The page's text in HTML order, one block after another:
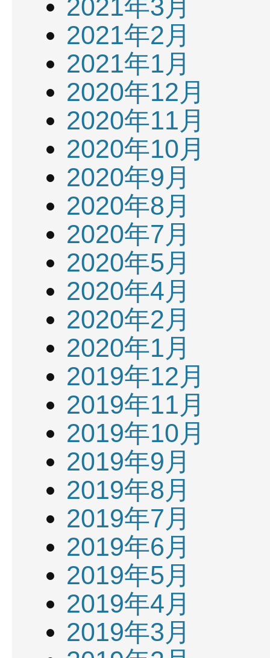
2021年3月
2021年2月
2021年1月
2020年12月
2020年11月
2020年10月
2020年9月
2020年8月
2020年7月
2020年5月
2020年4月
2020年2月
2020年1月
2019年12月
2019年11月
2019年10月
2019年9月
2019年8月
2019年7月
2019年6月
2019年5月
2019年4月
2019年3月